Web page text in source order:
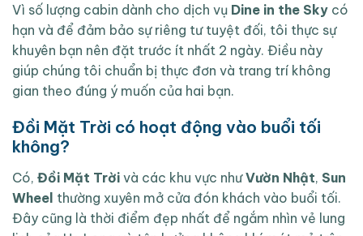
Vì số lượng cabin dành cho dịch vụ Dine in the Sky có
hạn và để đảm bảo sự riêng tư tuyệt đối, tôi thực sự
khuyên bạn nên đặt trước ít nhất 2 ngày. Điều này
giúp chúng tôi chuẩn bị thực đơn và trang trí không
gian theo đúng ý muốn của hai bạn.
Đồi Mặt Trời có hoạt động vào buổi tối
không?
Có, Đồi Mặt Trời và các khu vực nhưVườn Nhật, Sun
Wheel thường xuyên mở cửa đón khách vào buổi tối.
Đây cũng là thời điểm đẹp nhất để ngắm nhìn vẻ lung